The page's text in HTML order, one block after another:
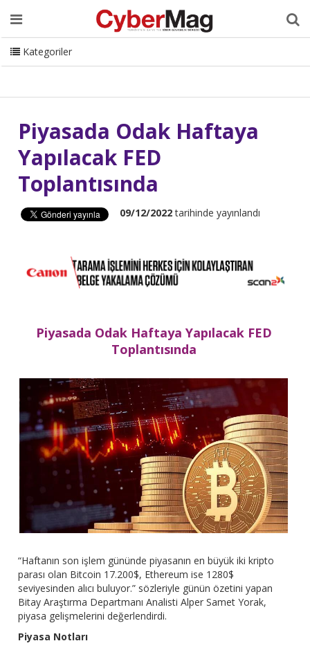
Ana Sayfa Hakkımızda Dergi Editörden
Danışmanlık
ISC Turkey Sizden Gelenler
İletişim
CyberMag Logo
Kategoriler
Piyasada Odak Haftaya
Yapılacak FED
Toplantısında
09/12/2022tarihinde yayınlandı
Piyasada Odak Haftaya Yapılacak FED
Toplantısında
“Haftanın son işlem gününde piyasanın en büyük iki kripto
parası olan Bitcoin 17.200$, Ethereum ise 1280$
seviyesinden alıcı buluyor.” sözleriyle günün özetini yapan
Bitay Araştırma Departmanı Analisti Alper Samet Yorak,
piyasa gelişmelerini değerlendirdi.
Piyasa Notları